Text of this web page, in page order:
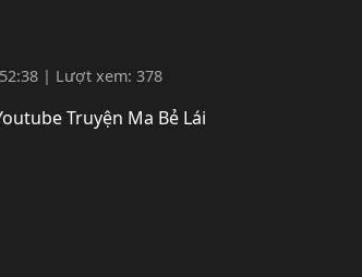
| Lượt xem: 378
Truyện Ma Bẻ Lái